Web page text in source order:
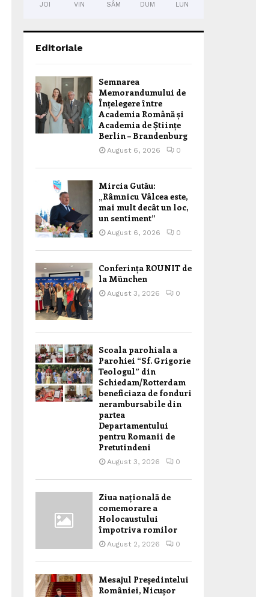
JOI VIN SÂM DUM LUN
Editoriale
Semnarea
Memorandumului de
Înțelegere între
Academia Română și
Academia de Științe
Berlin – Brandenburg
August 6, 2026 0
Mircia Gutău:
„Râmnicu Vâlcea este,
mai mult decât un loc,
un sentiment”
August 6, 2026 0
Conferința ROUNIT de
la München
August 3, 2026 0
Scoala parohiala a
Parohiei “Sf. Grigorie
Teologul” din
Schiedam/Rotterdam
beneficiaza de fonduri
nerambursabile din
partea
Departamentului
pentru Romanii de
Pretutindeni
August 3, 2026 0
Ziua națională de
comemorare a
Holocaustului
împotriva romilor
August 2, 2026 0
Mesajul Președintelui
României, Nicușor